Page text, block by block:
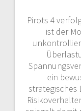
Pirots 4
ist der
ein
strategisches